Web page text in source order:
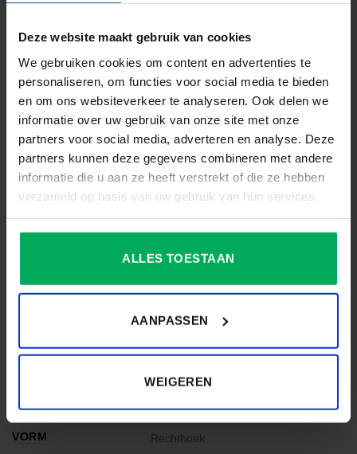
Deze website maakt gebruik van cookies
We gebruiken cookies om content en advertenties te
personaliseren, om functies voor social media te bieden
en om ons websiteverkeer te analyseren. Ook delen we
informatie over uw gebruik van onze site met onze
partners voor social media, adverteren en analyse. Deze
partners kunnen deze gegevens combineren met andere
informatie die u aan ze heeft verstrekt of die ze hebben
verzameld op basis van uw gebruik van hun services.
ALLES TOESTAAN
AANPASSEN
WEIGEREN
BEOORDELINGEN (0)
AFMETING
70 x 100 cm, 100 x 150 cm, 150 x 225
cm, 200 x 300 cm
AANTAL STUKS IN
VERPAKKING
1
DIEPTE VLAG IN CM 0.1
Y
GEWICHT 0.115
1 vlag
VORM Rechthoek